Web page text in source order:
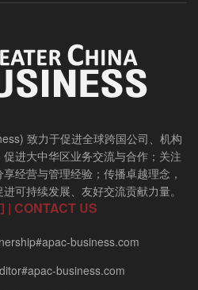
致力于促进全球跨国公司、机构
进大中华区业务交流与合作；关注
经营与管理经验；传播卓越理念，
可持续发展、友好交流贡献力量。
| CONTACT US
business.com
business.com